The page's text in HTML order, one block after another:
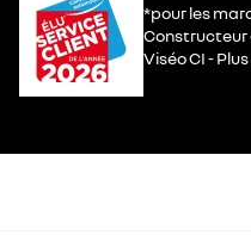
*pour les
Constructeur
Viséo CI -